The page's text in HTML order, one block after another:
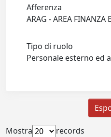
Afferenza
ARAG - AREA FINANZA
Tipo di ruolo
Personale esterno ed
Mostra
records